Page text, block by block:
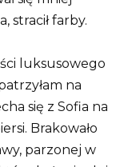
stracił farby.
luksusowego
na
się z Sofia na
Brakowało
parzonej w